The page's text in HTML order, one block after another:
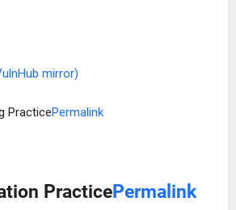
mirror)
PracticePermalink
PracticePermalink